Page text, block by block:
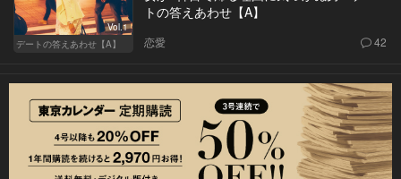
Vol.1
デートの答えあわせ【A】
トの答えあわせ【A】
恋愛 42